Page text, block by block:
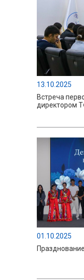
13.10.2025
Встреча
директором
01.10.2025